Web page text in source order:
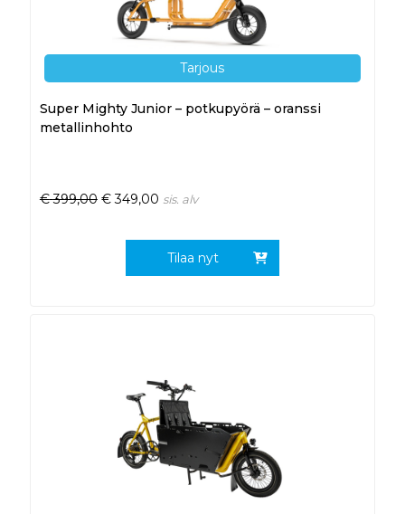
Tarjous
Super Mighty Junior – potkupyörä – oranssi
metallinhohto
€ 399,00 € 349,00 sis. alv
Tilaa nyt